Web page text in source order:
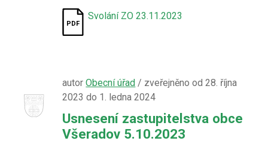
Svolání ZO 23.11.2023
autorObecní úřad / zveřejněno od 28. října
2023 do 1. ledna 2024
Usnesení zastupitelstva obce
Všeradov 5.10.2023